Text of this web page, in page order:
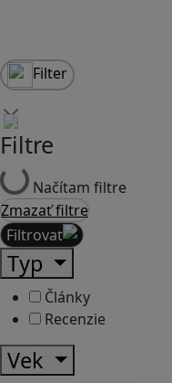
Filter
Filtre
Načítam filtre
Zmazať filtre
Filtrovať
Typ
Články
Recenzie
Vek